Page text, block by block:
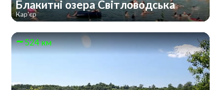
Блакитні озера Світловодська
Кар'єр
524 км